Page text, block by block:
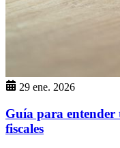
29 ene. 2026
Guía para entender
fiscales